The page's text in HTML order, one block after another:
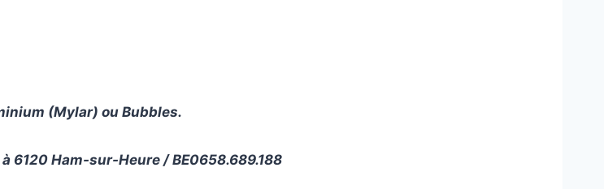
(Mylar) ou Bubbles.
6120 Ham-sur-Heure / BE0658.689.188